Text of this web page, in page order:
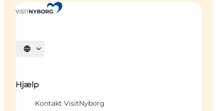
Vælg sprog
Hjælp
Kontakt VisitNyborg